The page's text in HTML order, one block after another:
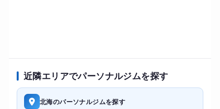
近隣エリアでパーソナルジムを探す
北海のパーソナルジムを探す